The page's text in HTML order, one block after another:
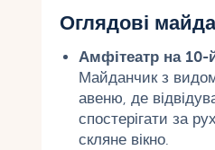
Оглядові
Амфітеатр на 10-
Майданчик з
авеню, де
спостерігати за
скляне вікно.